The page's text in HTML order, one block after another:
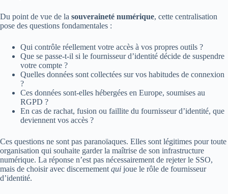
Du point de vue de la souveraineté numérique, cette centralisation
pose des questions fondamentales :
Qui contrôle réellement votre accès à vos propres outils ?
Que se passe-t-il si le fournisseur d’identité décide de suspendre
votre compte ?
Quelles données sont collectées sur vos habitudes de connexion
?
Ces données sont-elles hébergées en Europe, soumises au
RGPD ?
En cas de rachat, fusion ou faillite du fournisseur d’identité, que
deviennent vos accès ?
Ces questions ne sont pas paranoïaques. Elles sont légitimes pour toute
organisation qui souhaite garder la maîtrise de son infrastructure
numérique. La réponse n’est pas nécessairement de rejeter le SSO,
mais de choisir avec discernement qui joue le rôle de fournisseur
d’identité.